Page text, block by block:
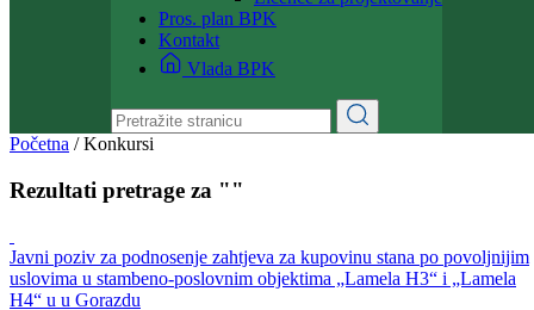
Licence
Licence za projektovanje
Pros. plan BPK
Kontakt
Vlada BPK
Konkursi
Rezultati pretrage za ""